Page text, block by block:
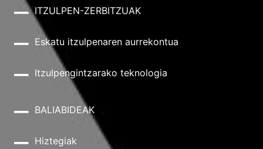
ITZULPEN-ZERBITZUAK
Eskatu itzulpenaren aurrekontua
Itzulpengintzarako teknologia
BALIABIDEAK
Hiztegiak